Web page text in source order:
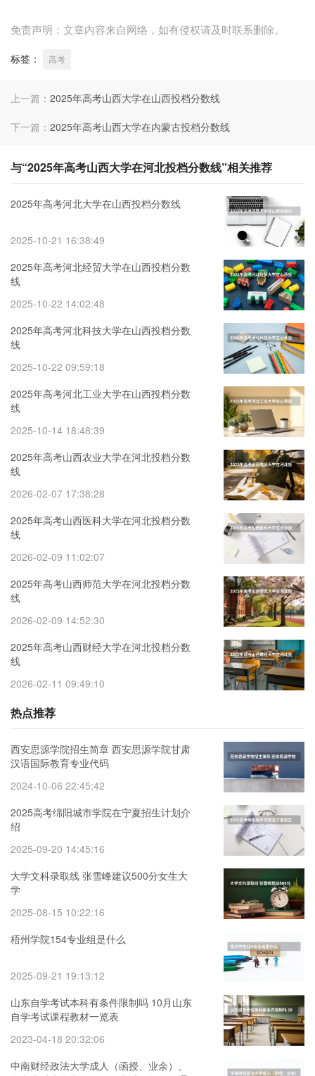
免责声明：文章内容来自网络，如有侵权请及时联系删除。
标签： 高考
上一篇： 2025年高考山西大学在山西投档分数线
下一篇： 2025年高考山西大学在内蒙古投档分数线
与“2025年高考山西大学在河北投档分数线”相关推荐
2025年高考河北大学在山西投档分数线
2025-10-21 16:38:49
2025年高考河北经贸大学在山西投档分数
线
2025-10-22 14:02:48
2025年高考河北科技大学在山西投档分数
线
2025-10-22 09:59:18
2025年高考河北工业大学在山西投档分数
线
2025-10-14 18:48:39
2025年高考山西农业大学在河北投档分数
线
2026-02-07 17:38:28
2025年高考山西医科大学在河北投档分数
线
2026-02-09 11:02:07
2025年高考山西师范大学在河北投档分数
线
2026-02-09 14:52:30
2025年高考山西财经大学在河北投档分数
线
2026-02-11 09:49:10
热点推荐
西安思源学院招生简章 西安思源学院甘肃
汉语国际教育专业代码
2024-10-06 22:45:42
2025高考绵阳城市学院在宁夏招生计划介
绍
2025-09-20 14:45:16
大学文科录取线 张雪峰建议500分女生大
学
2025-08-15 10:22:16
梧州学院154专业组是什么
2025-09-21 19:13:12
山东自学考试本科有条件限制吗 10月山东
自学考试课程教材一览表
2023-04-18 20:32:06
中南财经政法大学成人（函授、业余）、